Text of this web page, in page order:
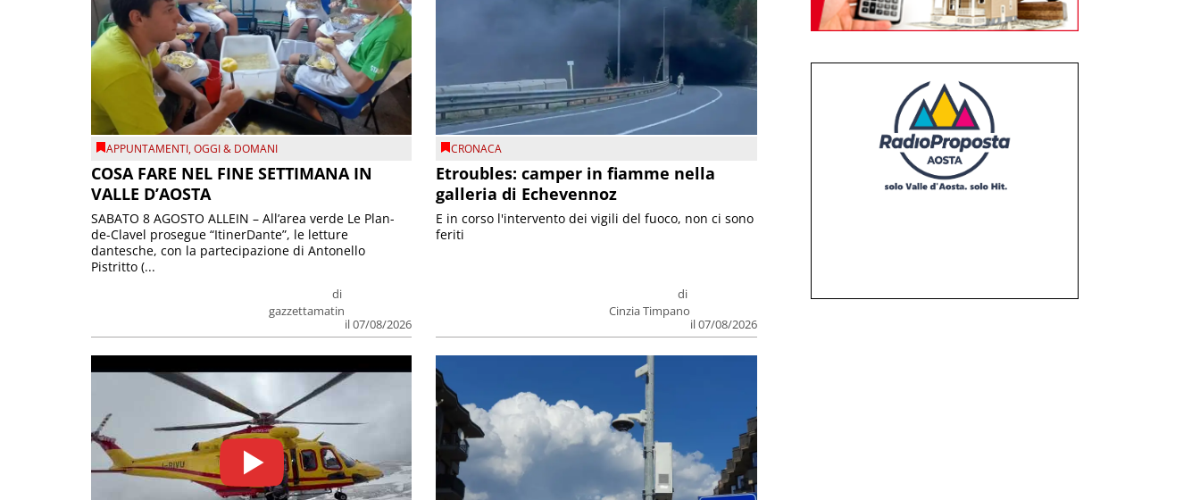
APPUNTAMENTI,OGGI & DOMANI
COSA FARE NEL FINE SETTIMANA IN
VALLE D’AOSTA
di
gazzettamatin
il 07/08/2026
SABATO 8 AGOSTO ALLEIN – All’area verde Le Plan-
de-Clavel prosegue “ItinerDante”, le letture
dantesche, con la partecipazione di Antonello
Pistritto (...
CRONACA
Etroubles: camper in fiamme nella
galleria di Echevennoz
di
Cinzia Timpano
il 07/08/2026
E in corso l'intervento dei vigili del fuoco, non ci sono
feriti